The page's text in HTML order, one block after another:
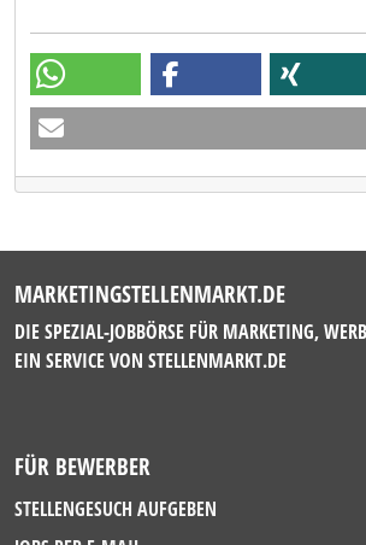
MARKETINGSTELLENMARKT.DE
DIE SPEZIAL-JOBBÖRSE FÜR MARKETING,
EIN SERVICE VON STELLENMARKT.DE
FÜR BEWERBER
STELLENGESUCH AUFGEBEN